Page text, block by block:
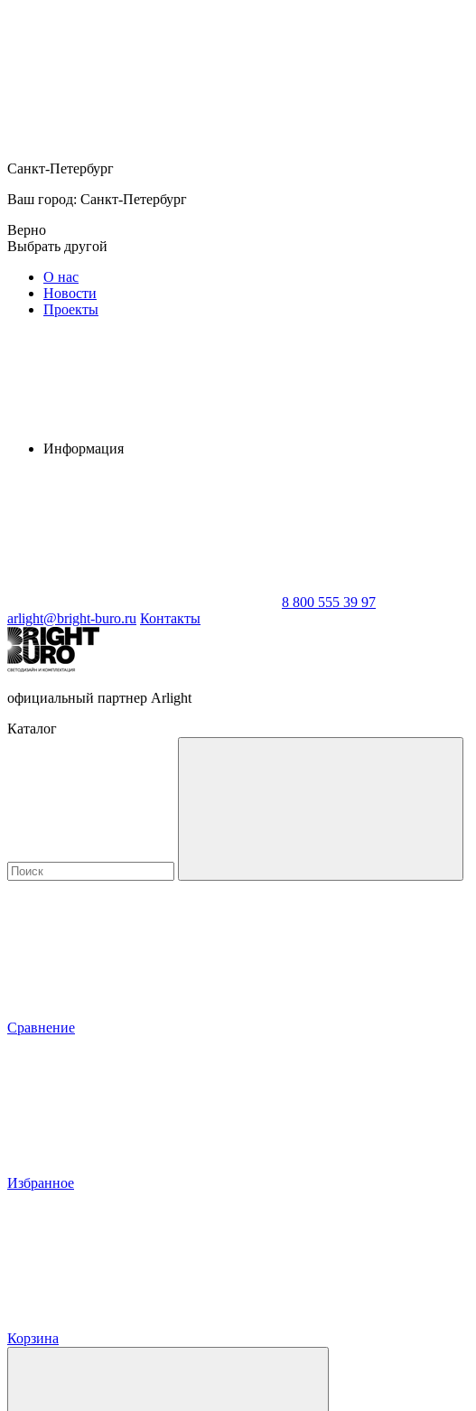
Санкт-Петербург
Ваш город: Санкт-Петербург
Верно
Выбрать другой
О нас
Новости
Проекты
Информация
8 800 555 39 97
arlight@bright-buro.ru Контакты
официальный партнер Arlight
Каталог
Сравнение
Избранное
Корзина